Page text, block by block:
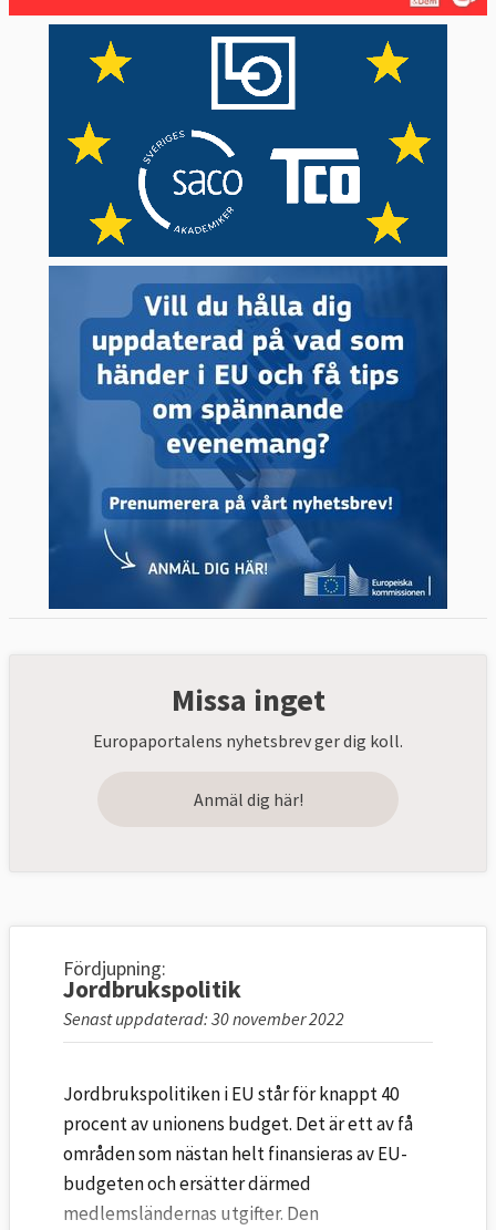
Missa inget
Europaportalens nyhetsbrev ger dig koll.
Anmäl dig här!
Fördjupning:
Jordbrukspolitik
Senast uppdaterad: 30 november 2022
Jordbrukspolitiken i EU står för knappt 40
procent av unionens budget. Det är ett av få
områden som nästan helt finansieras av EU-
budgeten och ersätter därmed
medlemsländernas utgifter. Den